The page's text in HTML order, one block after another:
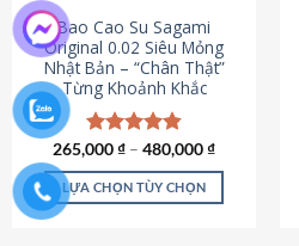
Bao Cao Su Sagami
Original 0.02 Siêu Mỏng
Nhật Bản – “Chân Thật”
Từng Khoảnh Khắc
Được xếp
hạng4.87
5 sao
265,000₫ – 480,000₫
LỰA CHỌN TÙY CHỌN